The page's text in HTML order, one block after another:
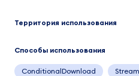
Территория использования
Способы использования
ConditionalDownload Stream